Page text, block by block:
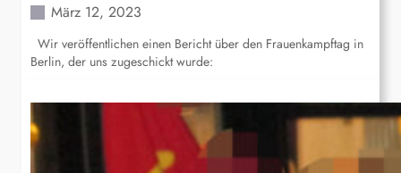
März 12, 2023
Wir veröffentlichen einen Bericht über den Frauenkampftag in
Berlin, der uns zugeschickt wurde: